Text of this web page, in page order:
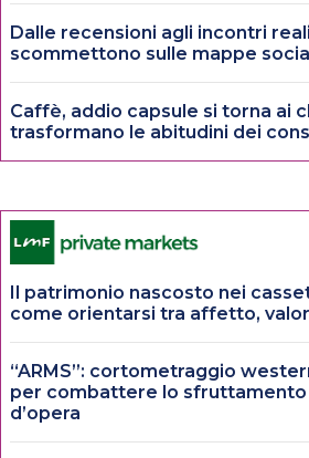
Dalle recensioni agli incontri
scommettono sulle mappe
Caffè, addio capsule si torna ai
trasformano le abitudini dei
Il patrimonio nascosto nei
come orientarsi tra affetto,
“ARMS”: cortometraggio
per combattere lo sfruttamento
d’opera